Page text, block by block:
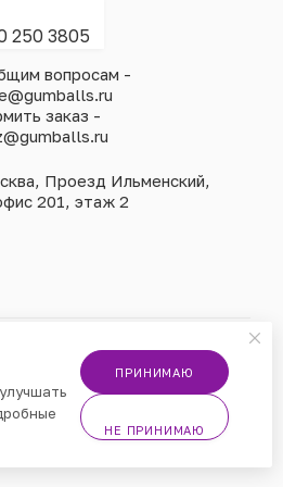
250 3805
вопросам -
заказ -
Проезд Ильменский,
201, этаж 2
ПРИНИМАЮ
НЕ ПРИНИМАЮ